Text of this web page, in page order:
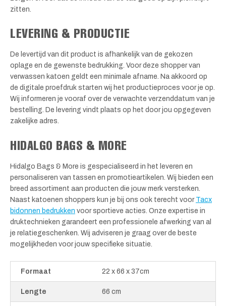
zitten.
LEVERING & PRODUCTIE
De levertijd van dit product is afhankelijk van de gekozen
oplage en de gewenste bedrukking. Voor deze shopper van
verwassen katoen geldt een minimale afname. Na akkoord op
de digitale proefdruk starten wij het productieproces voor je op.
Wij informeren je vooraf over de verwachte verzenddatum van je
bestelling. De levering vindt plaats op het door jou opgegeven
zakelijke adres.
HIDALGO BAGS & MORE
Hidalgo Bags & More is gespecialiseerd in het leveren en
personaliseren van tassen en promotieartikelen. Wij bieden een
breed assortiment aan producten die jouw merk versterken.
Naast katoenen shoppers kun je bij ons ook terecht voor Tacx
bidonnen bedrukken voor sportieve acties. Onze expertise in
druktechnieken garandeert een professionele afwerking van al
je relatiegeschenken. Wij adviseren je graag over de beste
mogelijkheden voor jouw specifieke situatie.
Formaat 22 x 66 x 37cm
Lengte 66 cm